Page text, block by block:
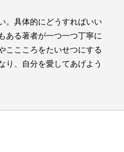
。具体的にどうすればいい
ある著者が一つ一つ丁寧に
ここころをたいせつにする
り、自分を愛してあげよう